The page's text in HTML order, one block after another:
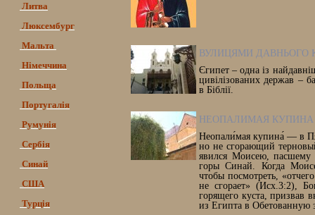
Литва
Люксембург
Мальта
Німеччина
Польща
Португалія
Румунія
Сербія
Синай
США
Турція
ВУЛИЦЯМИ ДАВНЬОГО
Єгипет – одна із
цивілізованих держав –
в Біблії.
НЕОПАЛИМАЯ КУПИНА
Неопали́мая купина́ — в
но не сгорающий
явился Моисею, пасшему
горы Синай. Когда
чтобы посмотреть,
не сгорает» (Исх.3:2),
горящего куста, призвав
из Египта в Обетованную